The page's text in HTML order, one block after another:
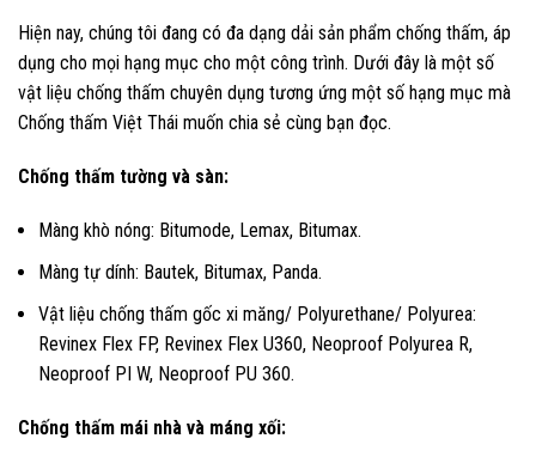
Hiện nay, chúng tôi đang có đa dạng dải sản phẩm chống thấm, áp
dụng cho mọi hạng mục cho một công trình. Dưới đây là một số
vật liệu chống thấm chuyên dụng tương ứng một số hạng mục mà
Chống thấm Việt Thái muốn chia sẻ cùng bạn đọc.
Chống thấm tường và sàn:
Màng khò nóng: Bitumode, Lemax, Bitumax.
Màng tự dính: Bautek, Bitumax, Panda.
Vật liệu chống thấm gốc xi măng/ Polyurethane/ Polyurea:
Revinex Flex FP, Revinex Flex U360, Neoproof Polyurea R,
Neoproof PI W, Neoproof PU 360.
Chống thấm mái nhà và máng xối: